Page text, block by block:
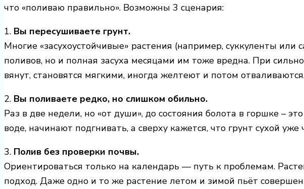
что «поливаю правильно». Возможны 3 сценария:
1. Вы пересушиваете грунт.
Многие «засухоустойчивые» растения (например, суккуленты или
поливов, но и полная засуха месяцами им тоже вредна. При
вянут, становятся мягкими, иногда желтеют и потом
2. Вы поливаете редко, но слишком обильно.
Раз в две недели, но «от души», до состояния болота в горшке –
воде, начинают подгнивать, а сверху кажется, что грунт сухой уже
3. Полив без проверки почвы.
Ориентироваться только на календарь — путь к проблемам.
подход. Даже одно и то же растение летом и зимой пьёт